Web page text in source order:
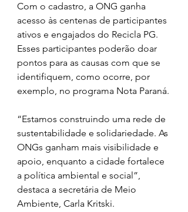
Com o cadastro, a ONG ganha
acesso às centenas de participantes
ativos e engajados do Recicla PG.
Esses participantes poderão doar
pontos para as causas com que se
identifiquem, como ocorre, por
exemplo, no programa Nota Paraná.
“Estamos construindo uma rede de
sustentabilidade e solidariedade. As
ONGs ganham mais visibilidade e
apoio, enquanto a cidade fortalece
a política ambiental e social”,
destaca a secretária de Meio
Ambiente, Carla Kritski.